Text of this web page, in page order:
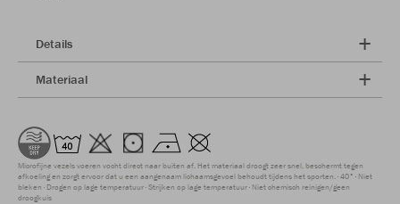
Details
Materiaal
Microfijne vezels voeren vocht direct naar buiten af. Het materiaal droogt zeer snel, beschermt tegen
afkoeling en zorgt ervoor dat u een aangenaam lichaamsgevoel behoudt tijdens het sporten. 40° Niet
bleken Drogen op lage temperatuur Strijken op lage temperatuur Niet chemisch reinigen/geen
droogkuis